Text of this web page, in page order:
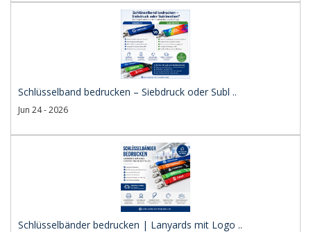
Schlüsselband bedrucken – Siebdruck oder Subl ..
Jun 24 - 2026
Schlüsselbänder bedrucken | Lanyards mit Logo ..